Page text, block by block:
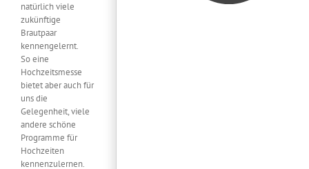
natürlich viele
zukünftige
Brautpaar
kennengelernt.
So eine
Hochzeitsmesse
bietet aber auch für
uns die
Gelegenheit, viele
andere schöne
Programme für
Hochzeiten
kennenzulernen.